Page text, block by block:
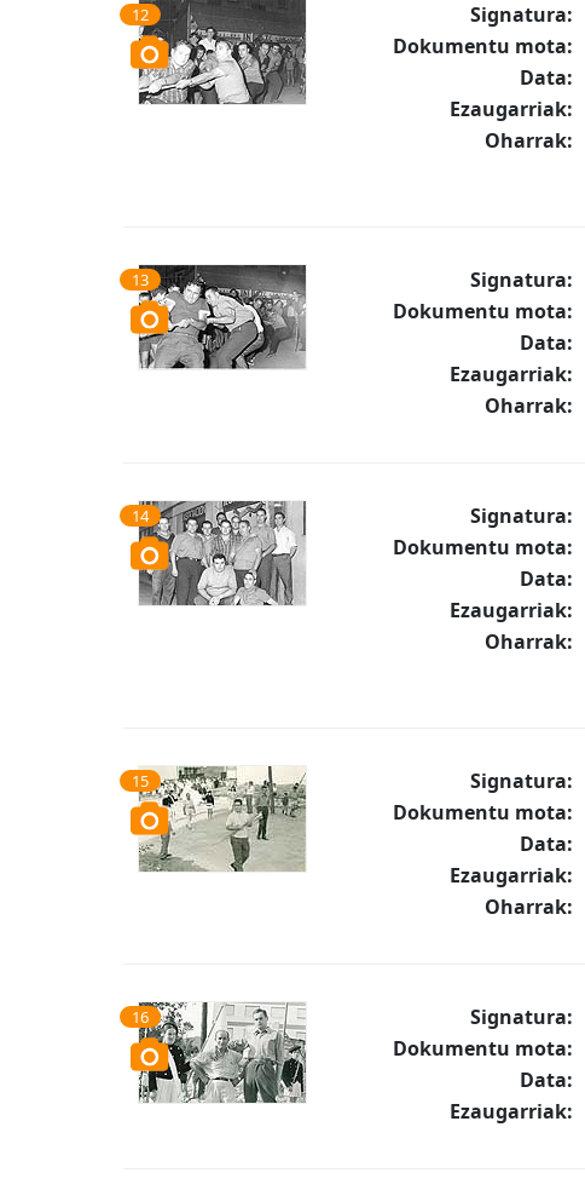
12 Signatura:
Dokumentu mota:
Data:
Ezaugarriak:
Oharrak:
13 Signatura:
Dokumentu mota:
Data:
Ezaugarriak:
Oharrak:
14 Signatura:
Dokumentu mota:
Data:
Ezaugarriak:
Oharrak:
15 Signatura:
Dokumentu mota:
Data:
Ezaugarriak:
Oharrak:
16 Signatura:
Dokumentu mota:
Data:
Ezaugarriak: